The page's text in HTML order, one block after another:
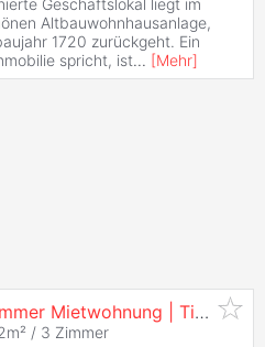
Altbauwohnhausanlage,
1720 zurückgeht. Ein
spricht, ist... [Mehr]
Top 4/4. Geförderte 3 Zimmer Mietwohnung | Tiefgaragenplatz.
/ 3 Zimmer